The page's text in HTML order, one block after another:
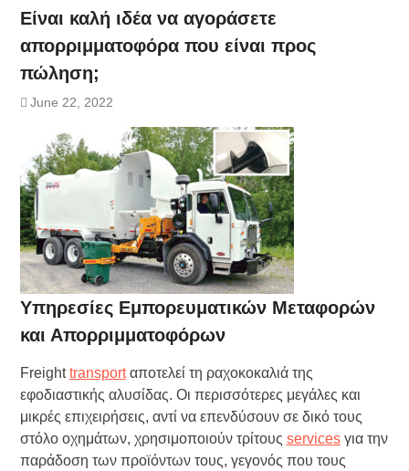
Είναι καλή ιδέα να αγοράσετε
απορριμματοφόρα που είναι προς
πώληση;
June 22, 2022
Υπηρεσίες Εμπορευματικών Μεταφορών
και Απορριμματοφόρων
Freighttransportαποτελεί τη ραχοκοκαλιά της
εφοδιαστικής αλυσίδας. Οι περισσότερες μεγάλες και
μικρές επιχειρήσεις, αντί να επενδύσουν σε δικό τους
στόλο οχημάτων, χρησιμοποιούν τρίτους servicesγια την
παράδοση των προϊόντων τους, γεγονός που τους